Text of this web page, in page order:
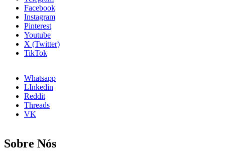
Facebook
Instagram
Pinterest
Youtube
X (Twitter)
TikTok
Whatsapp
LInkedin
Reddit
Threads
VK
Sobre Nós